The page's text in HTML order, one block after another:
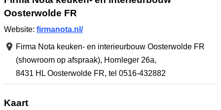
Oosterwolde FR
Website: firmanota.nl/
Firma Nota keuken- en interieurbouw Oosterwolde FR
(showroom op afspraak), Hornleger 26a,
8431 HL Oosterwolde FR, tel 0516-432882
Kaart